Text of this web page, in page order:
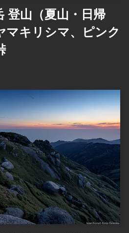
登山（夏山・日帰
マキリシマ、ピンク